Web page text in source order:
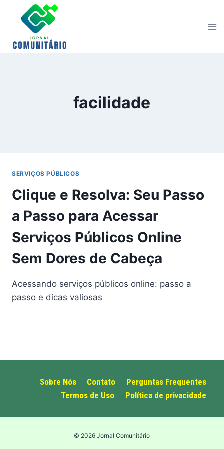
facilidade
SERVIÇOS PÚBLICOS
Clique e Resolva: Seu Passo
a Passo para Acessar
Serviços Públicos Online
Sem Dores de Cabeça
Acessando serviços públicos online: passo a
passo e dicas valiosas
Sobre Nós Contato
Perguntas Frequentes
Termos de Uso
Política de privacidade
© 2026 Jornal Comunitário